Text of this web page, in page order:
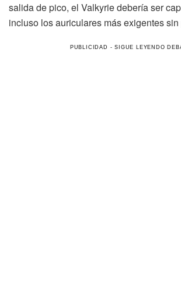
salida de pico, el Valkyrie debería ser
incluso los auriculares más exigentes